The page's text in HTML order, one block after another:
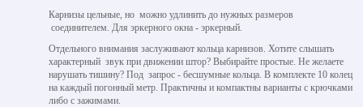
Карнизы цельные, но можно удлинить до нужных размеров
соединителем. Для эркерного окна - эркерный.
Отдельного внимания заслуживают кольца карнизов. Хотите слышать
характерный звук при движении штор? Выбирайте простые. Не желаете
нарушать тишину? Под запрос - бесшумные кольца. В комплекте 10 колец
на каждый погонный метр. Практичны и компактны варианты с крючками
либо с зажимами.